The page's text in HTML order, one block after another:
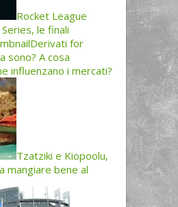
Rocket League
le finali
Derivati for
sono? A cosa
influenzano i mercati?
Tzatziki e Kiopoolu,
mangiare bene al